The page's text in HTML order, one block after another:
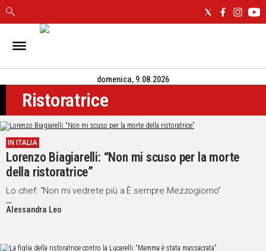
IN
CAGLIARI
SASSARI
NUORO
ORISTANO
SULCIS
GALLURA
OGLIASTRA
MEDIO
CAMPIDANO
NOTIZIE
domenica, 9.08.2026
Ristoratrice
IN ITALIA
Lorenzo Biagiarelli: “Non mi scuso per la morte
della ristoratrice”
Lo chef: “Non mi vedrete più a È sempre Mezzogiorno”
Alessandra Leo